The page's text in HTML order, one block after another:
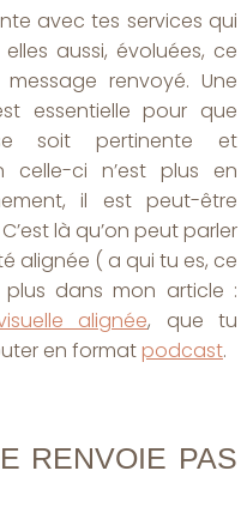
avec tes services qui
aussi, évoluées, ce
renvoyé. Une
essentielle pour que
soit pertinente et
celle-ci n’est plus en
il est peut-être
là qu’on peut parler
alignée ( a qui tu es, ce
plus dans mon article :
alignée, que tu
en formatpodcast.
RENVOIE PAS